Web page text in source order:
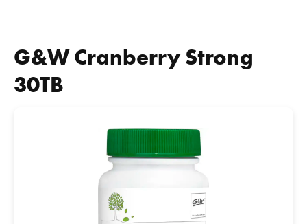
G&W Cranberry Strong
30TB